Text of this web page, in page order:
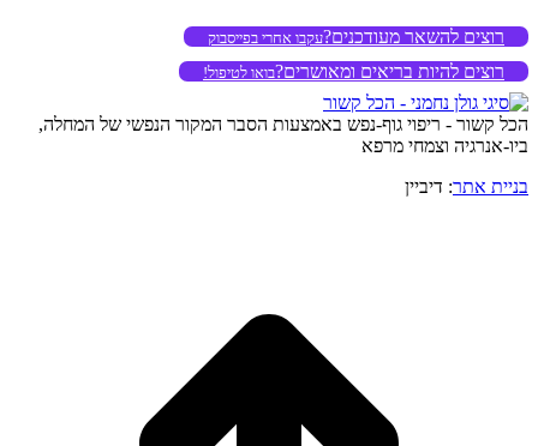
רוצים להשאר מעודכנים?עקבו אחרי בפייסבוק
רוצים להיות בריאים ומאושרים?בואו לטיפול!
הכל קשור - ריפוי גוף-נפש באמצעות הסבר המקור הנפשי של המחלה,
ביו-אנרגיה וצמחי מרפא
בניית אתר: דיביין